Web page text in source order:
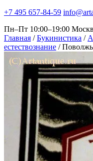
+7 495 657-84-59
Пн–Пт 10:00–19:00
Главная / Букинистика /
естествознание /